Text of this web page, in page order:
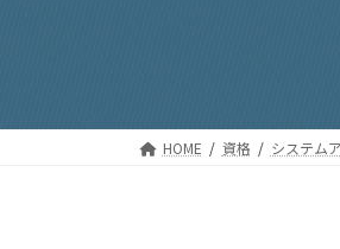
HOME 資格 システム